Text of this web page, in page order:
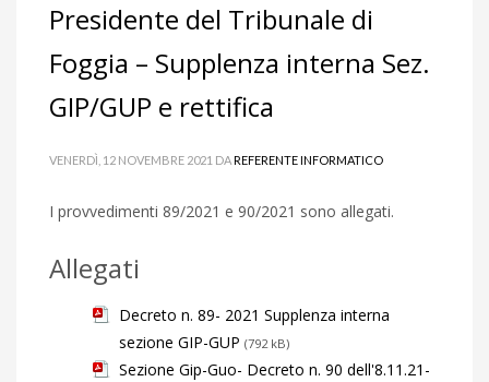
Presidente del Tribunale di
Foggia – Supplenza interna Sez.
GIP/GUP e rettifica
VENERDÌ, 12 NOVEMBRE 2021 DAREFERENTE INFORMATICO
I provvedimenti 89/2021 e 90/2021 sono allegati.
Allegati
Decreto n. 89- 2021 Supplenza interna
sezione GIP-GUP (792 kB)
Sezione Gip-Guo- Decreto n. 90 dell'8.11.21-